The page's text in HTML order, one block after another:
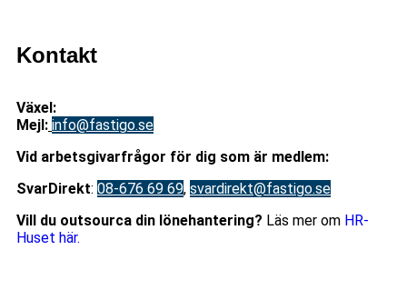
Kontakt
Växel:
Mejl: info@fastigo.se
Vid arbetsgivarfrågor för dig som är medlem:
SvarDirekt: 08-676 69 69, svardirekt@fastigo.se
Vill du outsourca din lönehantering? Läs mer om HR-
Huset här.